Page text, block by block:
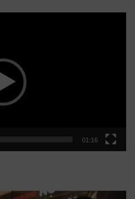
01:16